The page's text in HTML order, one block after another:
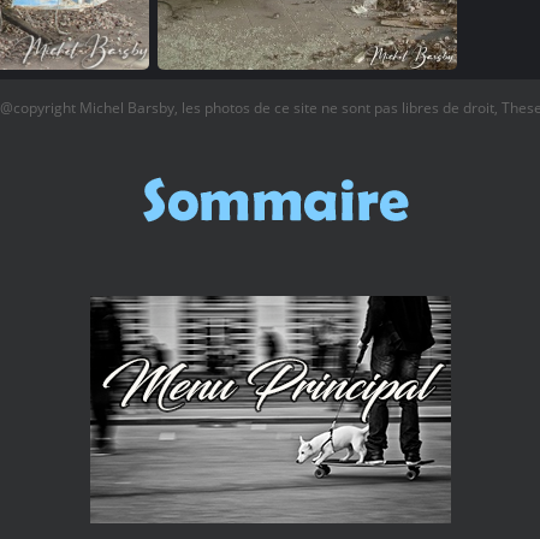
@copyright Michel Barsby, les photos de ce site ne sont pas libres de droit,